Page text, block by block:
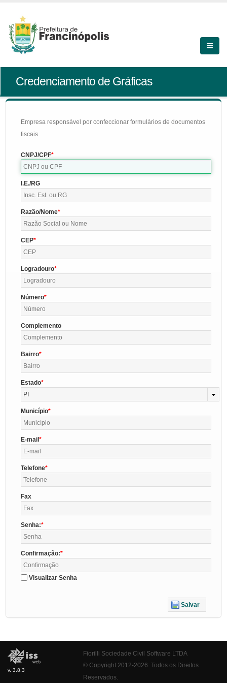
Credenciamento de Gráficas
Empresa responsável por confeccionar formulários de documentos
fiscais
CNPJ/CPF
I.E./RG
Razão/Nome
CEP
Logradouro
Número
Complemento
Bairro
Estado
PI
Município
E-mail
Telefone
Fax
Senha:
Confirmação:
Visualizar Senha
Salvar
v. 3.8.3
Fiorilli Sociedade Civil Software LTDA
© Copyright 2012-2026. Todos os Direitos
Reservados.